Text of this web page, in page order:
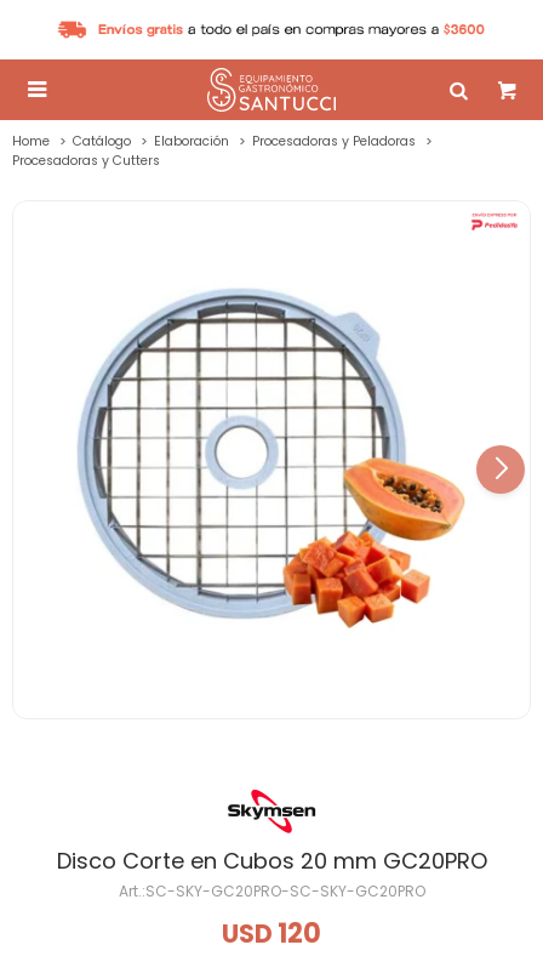

Home Catálogo Elaboración
Procesadoras y Peladoras
Procesadoras y Cutters
Disco Corte en Cubos 20 mm GC20PRO
SC-SKY-GC20PRO-SC-SKY-GC20PRO
USD 120